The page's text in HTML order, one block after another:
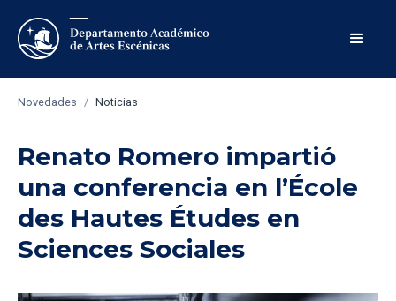
Novedades / Noticias
Renato Romero impartió
una conferencia en l’École
des Hautes Études en
Sciences Sociales